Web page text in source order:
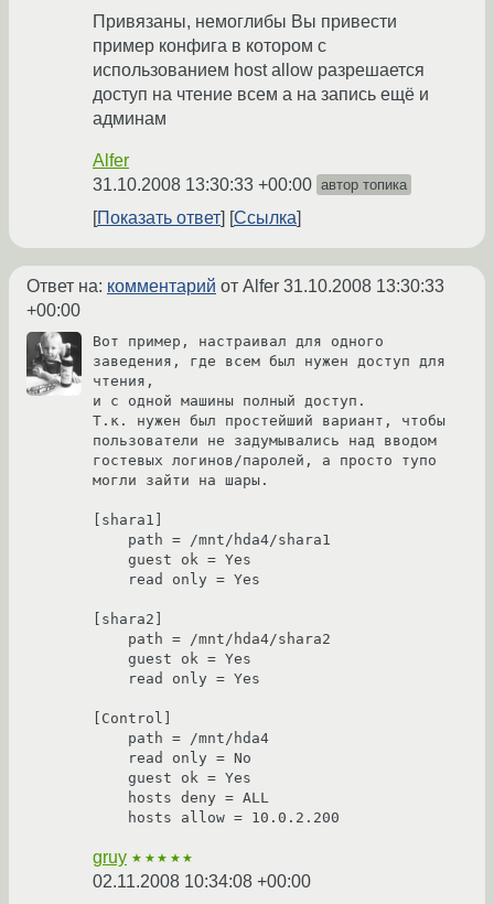
Привязаны, немоглибы Вы привести
пример конфига в котором с
использованием host allow разрешается
доступ на чтение всем а на запись ещё и
админам
Alfer
31.10.2008 13:30:33 +00:00 автор топика
Показать ответ Ссылка
Ответ на: комментарий от Alfer 31.10.2008 13:30:33
+00:00
Вот пример, настраивал для одного
заведения, где всем был нужен доступ для
чтения,
и с одной машины полный доступ.
Т.к. нужен был простейший вариант, чтобы
пользователи не задумывались над вводом
гостевых логинов/паролей, а просто тупо
могли зайти на шары.
[shara1]
[shara2]
[Control]
gruy ★★★★★
02.11.2008 10:34:08 +00:00